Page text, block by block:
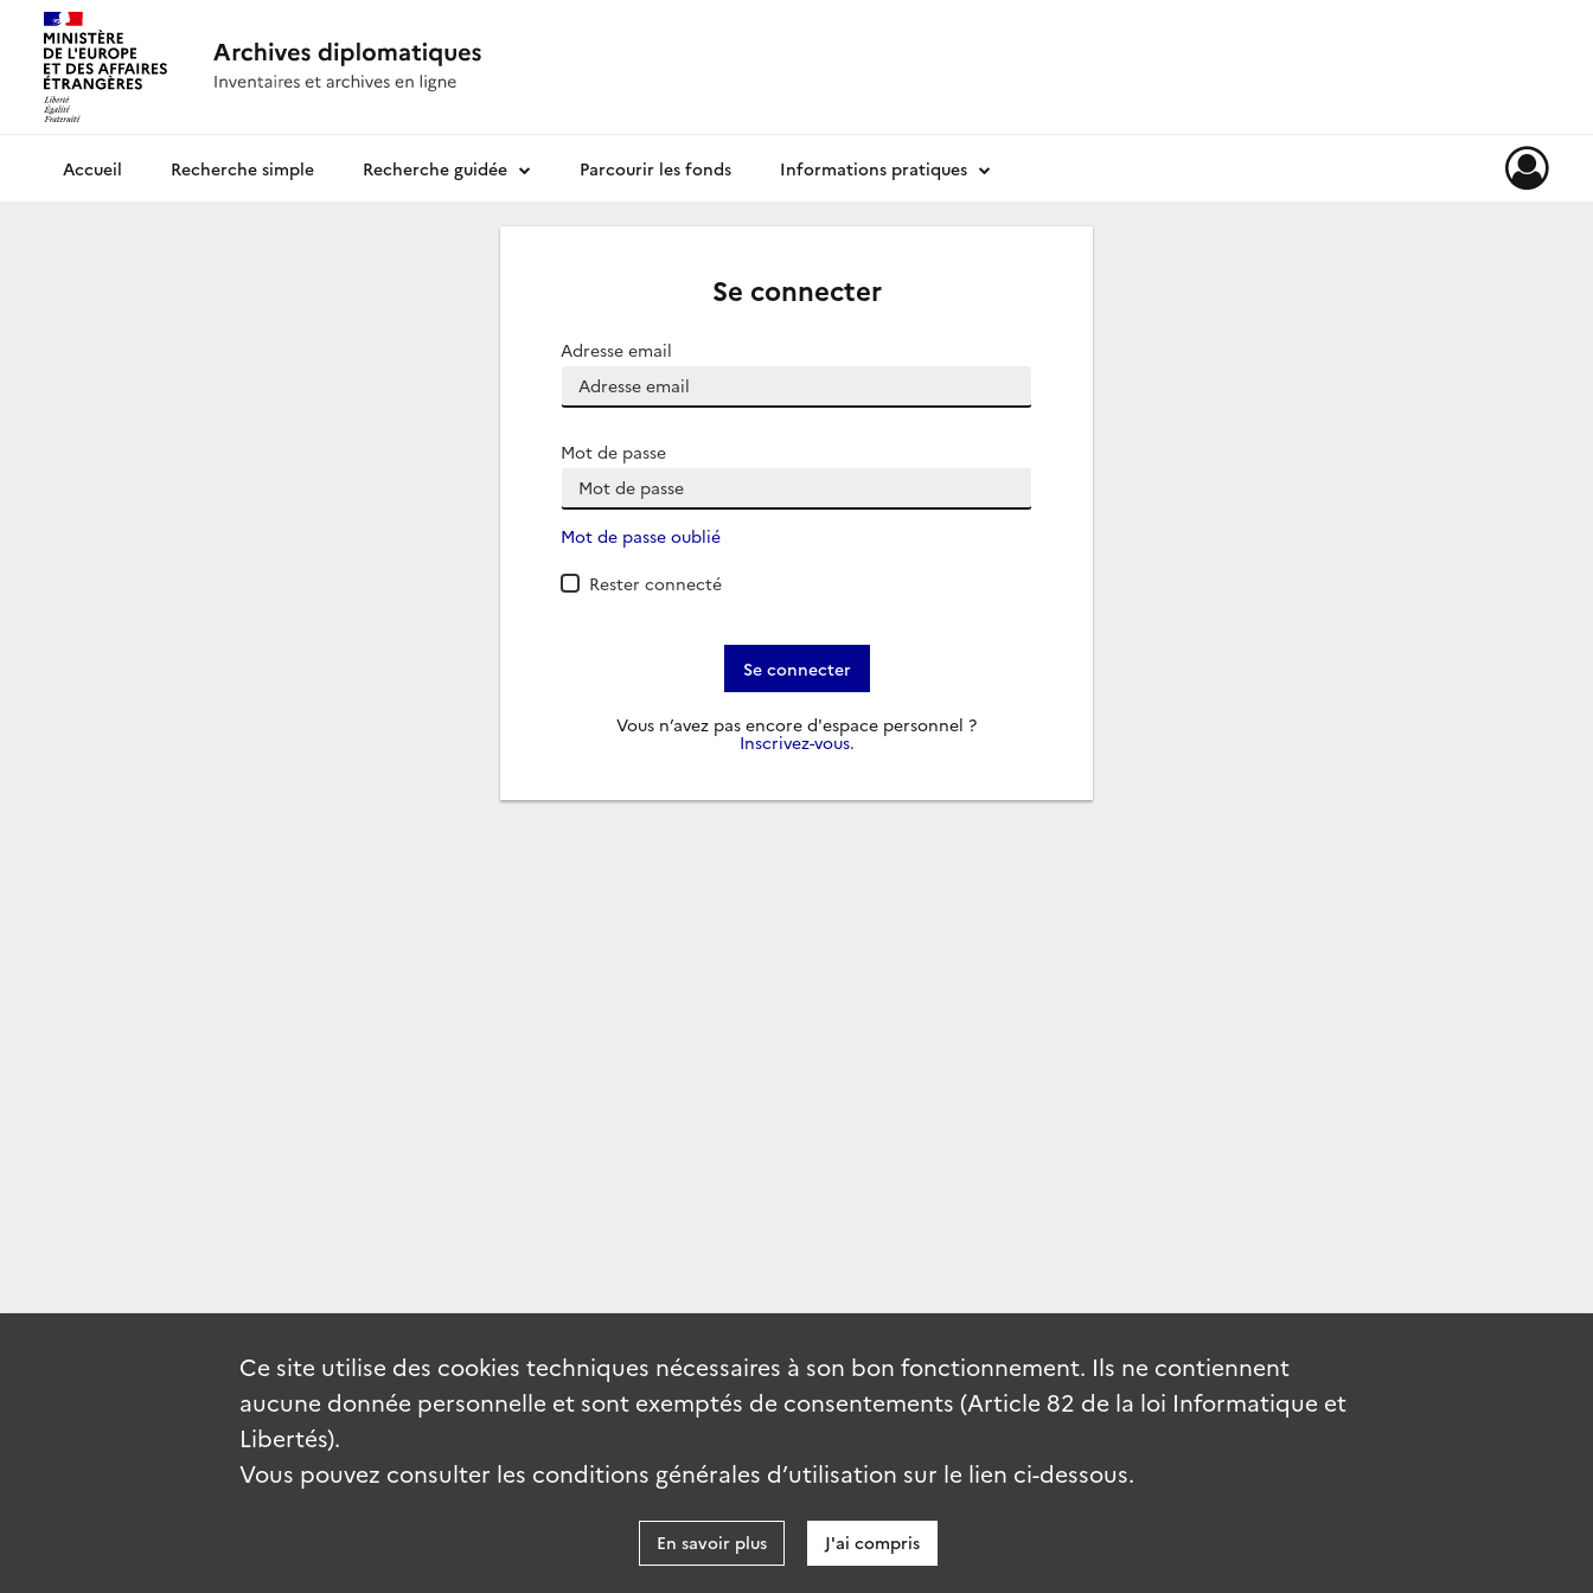
Archives diplomatiquesRecherche simple Recherche guidée Parcourir les fonds Informations pratiques
Se connecter
Adresse email
Mot de passe
Mot de passe oublié
Rester connecté
Se connecter
Vous n’avez pas encore d'espace personnel ?
Inscrivez-vous.
Ce site utilise des cookies techniques nécessaires à son bon fonctionnement. Ils ne contiennent
aucune donnée personnelle et sont exemptés de consentements (Article 82 de la loi Informatique et
Libertés).
Vous pouvez consulter les conditions générales d’utilisation sur le lien ci-dessous.
En savoir plus J'ai compris